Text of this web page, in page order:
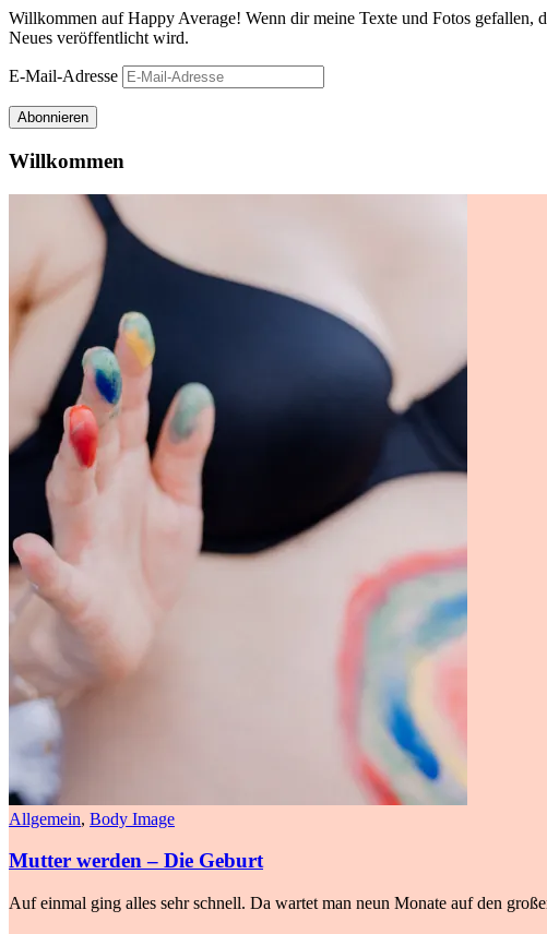
Willkommen auf Happy Average! Wenn dir meine Texte und Fotos
Neues veröffentlicht wird.
E-Mail-Adresse
Abonnieren
Willkommen
Allgemein, Body Image
Mutter werden – Die Geburt
Auf einmal ging alles sehr schnell. Da wartet man neun Monate auf den